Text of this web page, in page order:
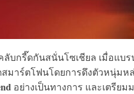
ลับกรี๊ดกันสนั่นโซเชียล เมื่อแ
สมาร์ตโฟนโดยการดึงตัวหนุ่มห
อย่างเป็นทางการ และเตรี